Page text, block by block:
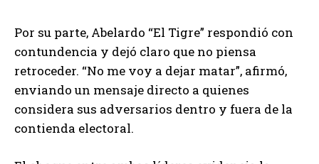
Por su parte, Abelardo “El Tigre” respondió con
contundencia y dejó claro que no piensa
retroceder. “No me voy a dejar matar”, afirmó,
enviando un mensaje directo a quienes
considera sus adversarios dentro y fuera de la
contienda electoral.